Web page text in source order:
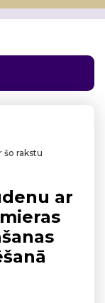
šo rakstu
ar